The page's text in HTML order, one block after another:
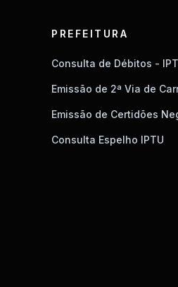
PREFEITURA
Consulta de Débitos -
Emissão de 2ª Via de
Emissão de Certidões
Consulta Espelho IPTU